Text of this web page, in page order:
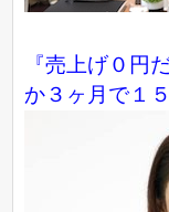
『売上げ０円
か３ヶ月で１